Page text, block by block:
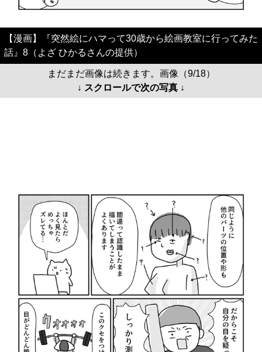
【漫画】『突然絵にハマって30歳から絵画教室に行ってみた
話』8（よざ ひかるさんの提供）
まだまだ画像は続きます。画像（9/18）
↓ スクロールで次の写真 ↓